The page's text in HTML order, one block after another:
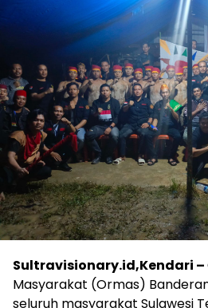
Sultravisionary.id,Kendari –
Masyarakat (Ormas)
seluruh masyarakat Sulawesi